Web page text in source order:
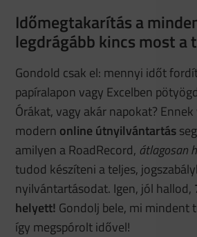
Időmegtakarítás a
legdrágább kincs most a
Gondold csak el: mennyi időt
papíralapon vagy Excelben
Órákat, vagy akár napokat? Ennek
modern online útnyilvántartás
amilyen a RoadRecord, átlagosan
tudod készíteni a teljes,
nyilvántartásodat. Igen, jól hallod,
helyett! Gondolj bele, mi mindent
így megspórolt idővel!